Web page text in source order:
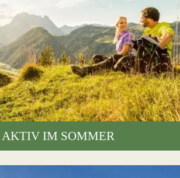
AKTIV IM SOMMER